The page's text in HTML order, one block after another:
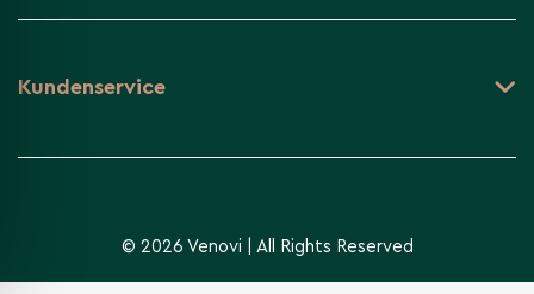
Kundenservice
© 2026 Venovi | All Rights Reserved